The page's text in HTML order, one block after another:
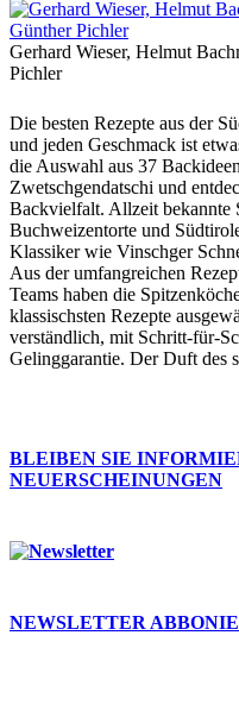
Gerhard Wieser, Helmut
Pichler
Die besten Rezepte aus der
und jeden Geschmack ist
die Auswahl aus 37
Zwetschgendatschi und
Backvielfalt. Allzeit bekannte
Buchweizentorte und
Klassiker wie Vinschger
Aus der umfangreichen
Teams haben die
klassischsten Rezepte
verständlich, mit Schritt-für-
Gelinggarantie. Der Duft des
BLEIBEN SIE
NEUERSCHEINUNGEN
NEWSLETTER